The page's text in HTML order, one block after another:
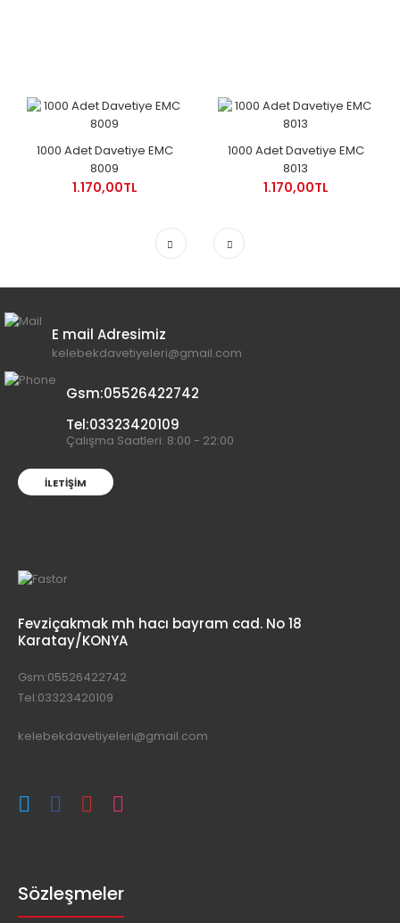
1000 Adet Davetiye EMC
8009
1.170,00TL
1000 Adet Davetiye EMC
8013
1.170,00TL
E mail Adresimiz
kelebekdavetiyeleri@gmail.com
Gsm:05526422742
Tel:03323420109
Çalışma Saatleri: 8:00 - 22:00
İLETIŞIM
Fevziçakmak mh hacı bayram cad. No 18
Karatay/KONYA
Gsm:05526422742
Tel:03323420109
kelebekdavetiyeleri@gmail.com
Sözleşmeler